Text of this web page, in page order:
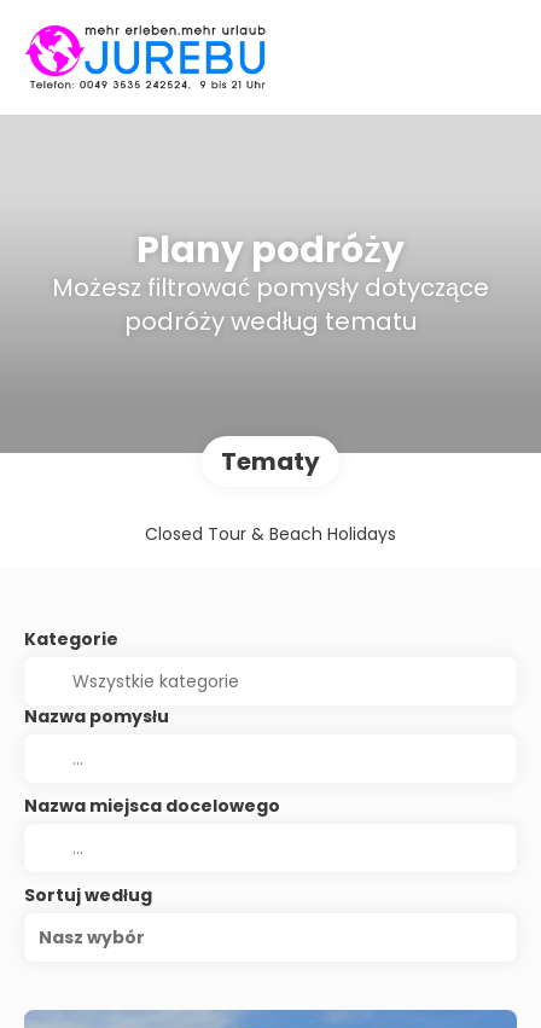
Plany podróży
Możesz filtrować pomysły dotyczące
podróży według tematu
Tematy
Closed Tour & Beach Holidays
Kategorie
Nazwa pomysłu
Nazwa miejsca docelowego
Sortuj według
Nasz wybór